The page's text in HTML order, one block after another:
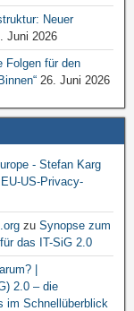
Neuer
Juni 2026
Folgen für den
26. Juni 2026
- Stefan Karg
US-Privacy-
zu Synopse zum
das IT-SiG 2.0
|
2.0 – die
im Schnellüberblick